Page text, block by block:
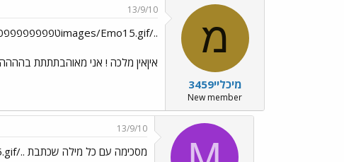
מ
מיכליי3459
New member
13/9/10
../images/Emo15.gifטפפפפפפפפפפפפפפי ../images/Emo47.gif
איןאין מלכה ! אני מאוהבתתתת
13/9/10
מסכימה עם כל מילה שכתבת ../images/Emo45.gif